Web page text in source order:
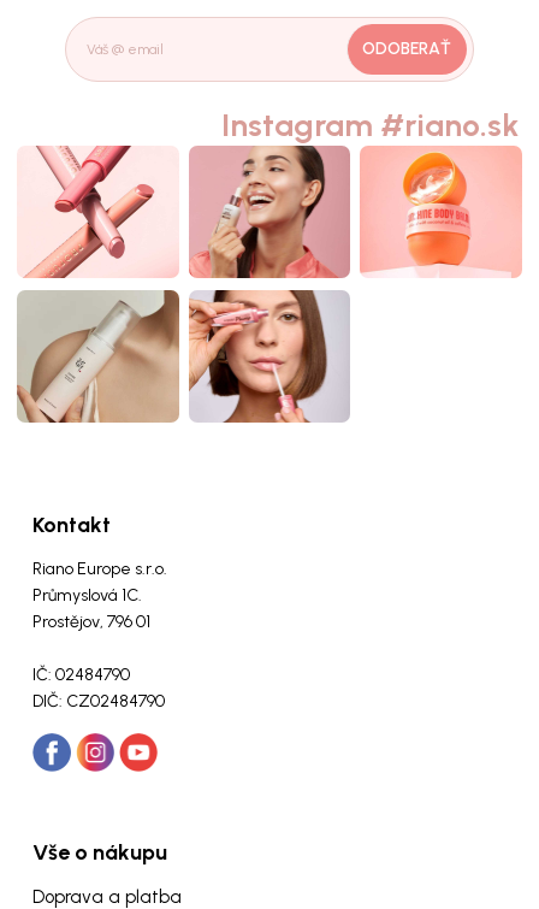
ODOBERAŤ
Instagram #riano.sk
Kontakt
Riano Europe s.r.o.
Průmyslová 1C.
Prostějov, 796 01
IČ: 02484790
DIČ: CZ02484790
Vše o nákupu
Doprava a platba